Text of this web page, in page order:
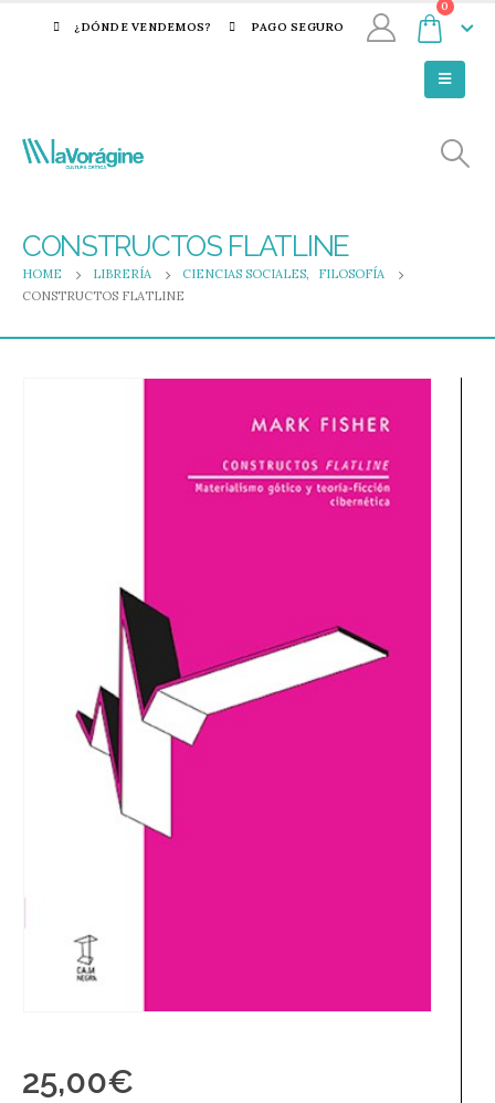
¿DÓNDE VENDEMOS? PAGO SEGURO
0
CONSTRUCTOS FLATLINE
HOME LIBRERÍA CIENCIAS SOCIALES,
FILOSOFÍA
CONSTRUCTOS FLATLINE
25,00€